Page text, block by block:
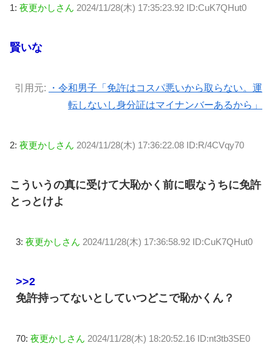
1: 夜更かしさん 2024/11/28(木) 17:35:23.92 ID:CuK7QHut0
賢いな
引用元:
・令和男子「免許はコスパ悪いから取らない。運
転しないし身分証はマイナンバーあるから」
2: 夜更かしさん 2024/11/28(木) 17:36:22.08 ID:R/4CVqy70
こういうの真に受けて大恥かく前に暇なうちに免許
とっとけよ
3: 夜更かしさん 2024/11/28(木) 17:36:58.92 ID:CuK7QHut0
>>2
免許持ってないとしていつどこで恥かくん？
70: 夜更かしさん 2024/11/28(木) 18:20:52.16 ID:nt3tb3SE0